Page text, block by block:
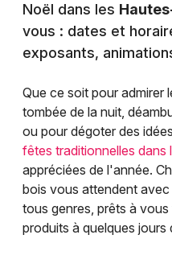
Noël dans les
vous : dates et
exposants,
Que ce soit pour admirer
tombée de la nuit,
ou pour dégoter des
fêtes traditionnelles dans
appréciées de l'année.
bois vous attendent
tous genres, prêts à
produits à quelques jours